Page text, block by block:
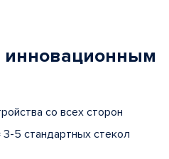
инновационным
со всех сторон
3-5 стандартных стекол